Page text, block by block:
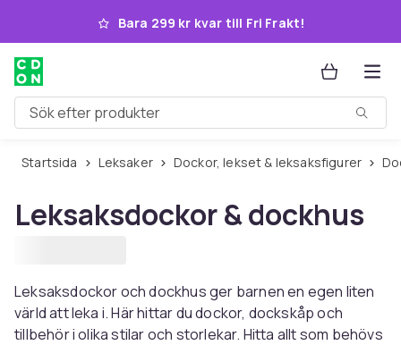
Hoppa till huvudinnehållet
Bara 299 kr kvar till Fri Frakt!
Sök efter produkter
Startsida Leksaker Dockor, lekset & leksaksfigurer
Leksaksdockor & dockhus
Leksaksdockor och dockhus ger barnen en egen liten
värld att leka i. Här hittar du dockor, dockskåp och
tillbehör i olika stilar och storlekar. Hitta allt som behövs